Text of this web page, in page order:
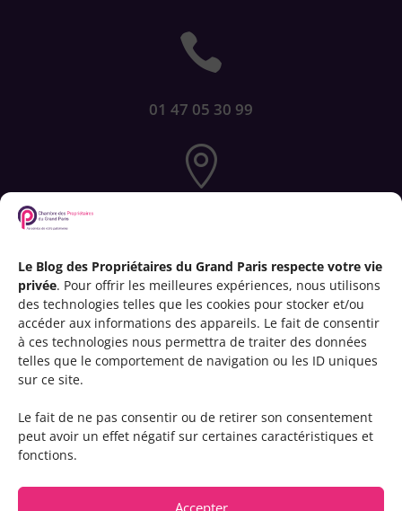
Le Blog des Propriétaires du Grand Paris respecte votre vie
privée. Pour offrir les meilleures expériences, nous utilisons
des technologies telles que les cookies pour stocker et/ou
accéder aux informations des appareils. Le fait de consentir
à ces technologies nous permettra de traiter des données
telles que le comportement de navigation ou les ID uniques
sur ce site.
Le fait de ne pas consentir ou de retirer son consentement
peut avoir un effet négatif sur certaines caractéristiques et
fonctions.
Accepter

01 47 05 30 99


contact@cpgp.paris